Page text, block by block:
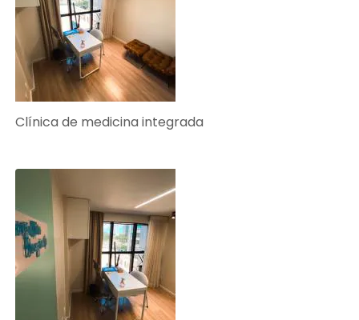
Clínica de medicina integrada